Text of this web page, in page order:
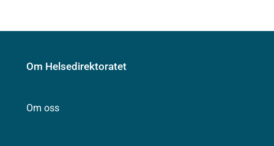
Om Helsedirektoratet
Om oss